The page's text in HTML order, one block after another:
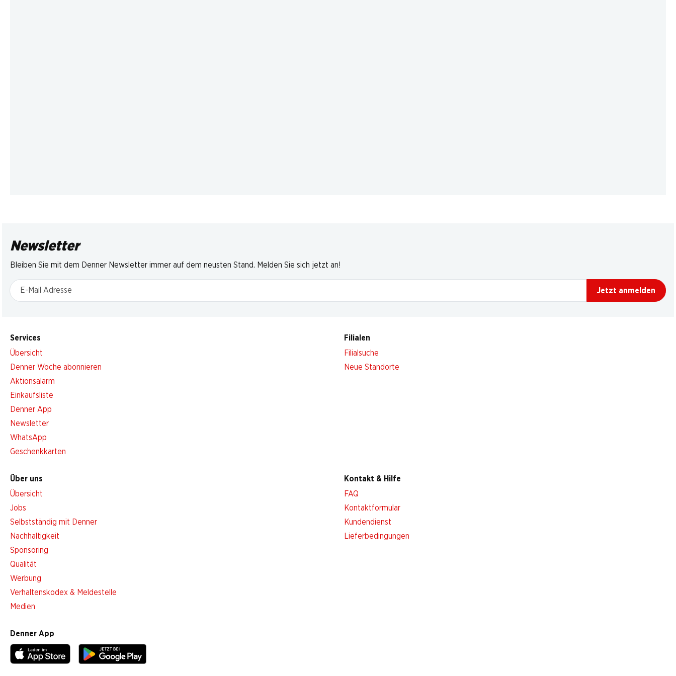
Newsletter
Bleiben Sie mit dem Denner Newsletter immer auf dem neusten Stand. Melden Sie sich jetzt an!
E-Mail Adresse
Jetzt anmelden
Services
Übersicht
Denner Woche abonnieren
Aktionsalarm
Einkaufsliste
Denner App
Newsletter
WhatsApp
Geschenkkarten
Filialen
Filialsuche
Neue Standorte
Über uns
Übersicht
Jobs
Selbstständig mit Denner
Nachhaltigkeit
Sponsoring
Qualität
Werbung
Verhaltenskodex & Meldestelle
Medien
Kontakt & Hilfe
FAQ
Kontaktformular
Kundendienst
Lieferbedingungen
Denner App